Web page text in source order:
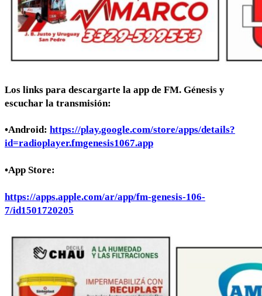
Los links para descargarte la app de FM. Génesis y
escuchar la transmisión:
•Android: https://play.google.com/store/apps/details?
id=radioplayer.fmgenesis1067.app
•App Store:
https://apps.apple.com/ar/app/fm-genesis-106-
7/id1501720205